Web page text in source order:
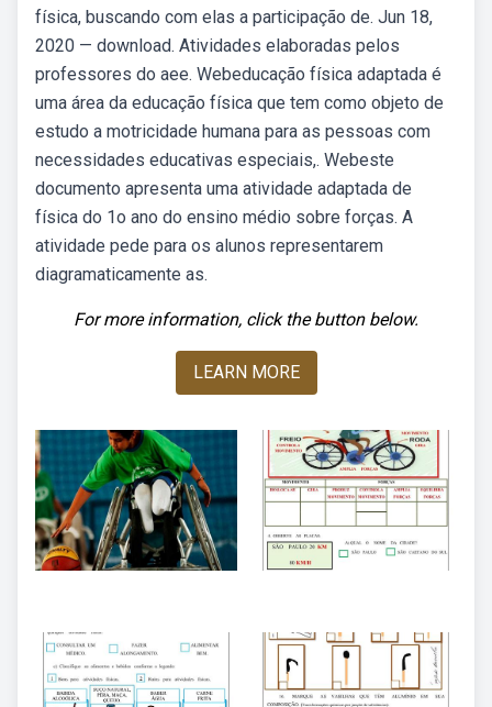
física, buscando com elas a participação de. Jun 18,
2020 — download. Atividades elaboradas pelos
professores do aee. Webeducação física adaptada é
uma área da educação física que tem como objeto de
estudo a motricidade humana para as pessoas com
necessidades educativas especiais,. Webeste
documento apresenta uma atividade adaptada de
física do 1o ano do ensino médio sobre forças. A
atividade pede para os alunos representarem
diagramaticamente as.
For more information, click the button below.
LEARN MORE